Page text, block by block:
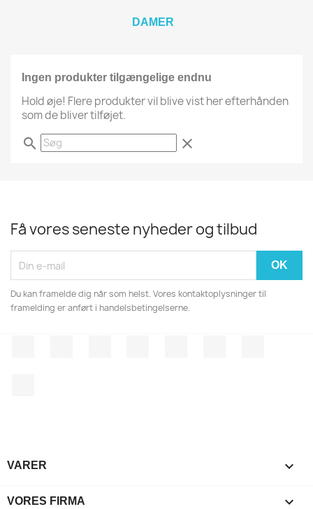
DAMER
Ingen produkter tilgængelige endnu
Hold øje! Flere produkter vil blive vist her efterhånden
som de bliver tilføjet.
search clear
Få vores seneste nyheder og tilbud
Du kan framelde dig når som helst. Vores kontaktoplysninger til
framelding er anført i handelsbetingelserne.
VARER 
VORES FIRMA 